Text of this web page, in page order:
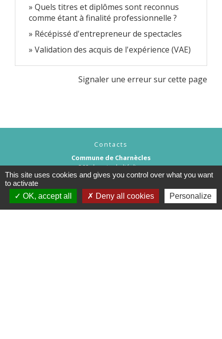
Quels titres et diplômes sont reconnus
comme étant à finalité professionnelle ?
Récépissé d'entrepreneur de spectacles
Validation des acquis de l'expérience (VAE)
Signaler une erreur sur cette page
Contacts
Commune de Charnècles
260 chemin de l'église
38140 Charnècles - FRANCE
Contact par formulaire
This site uses cookies and gives you control over what you want
to activate
OK, accept all
Deny all cookies Personalize